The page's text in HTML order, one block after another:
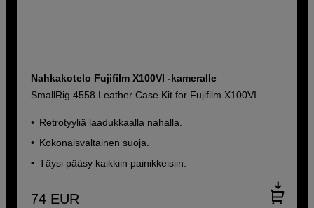
Nahkakotelo Fujifilm X100VI -kameralle
SmallRig 4558 Leather Case Kit for Fujifilm X100VI
Retrotyyliä laadukkaalla nahalla.
Kokonaisvaltainen suoja.
Täysi pääsy kaikkiin painikkeisiin.
74 EUR